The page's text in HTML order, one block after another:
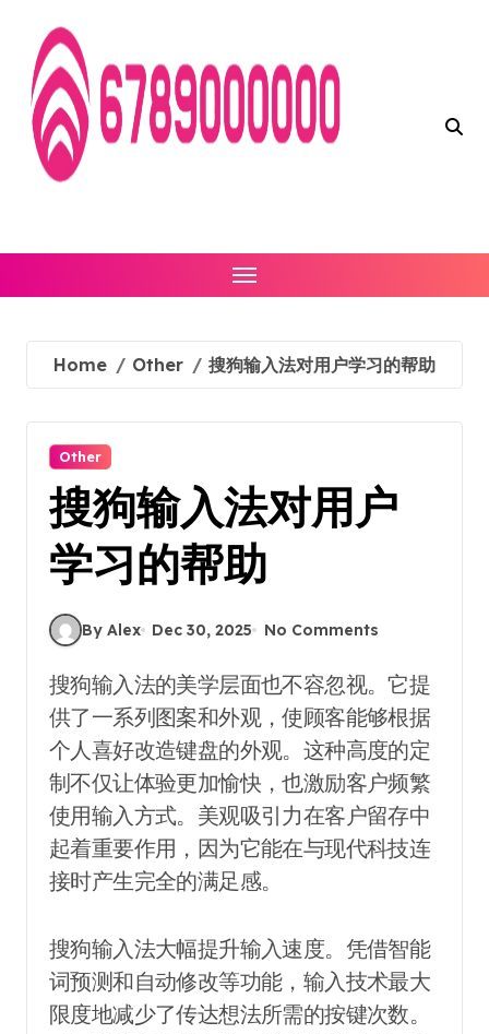
content
Home Other 搜狗输入法对用户学习的帮助
Other
搜狗输入法对用户
学习的帮助
By Alex Dec 30, 2025 No Comments
搜狗输入法的美学层面也不容忽视。它提
供了一系列图案和外观，使顾客能够根据
个人喜好改造键盘的外观。这种高度的定
制不仅让体验更加愉快，也激励客户频繁
使用输入方式。美观吸引力在客户留存中
起着重要作用，因为它能在与现代科技连
接时产生完全的满足感。
搜狗输入法大幅提升输入速度。凭借智能
词预测和自动修改等功能，输入技术最大
限度地减少了传达想法所需的按键次数。